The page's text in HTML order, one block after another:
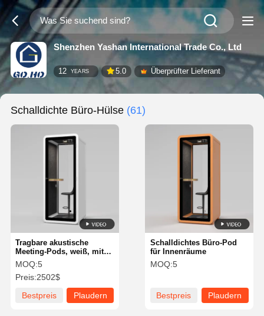
Shenzhen Yashan International Trade Co., Ltd
12 YEARS 5.0 Überprüfter Lieferant
Schalldichte Büro-Hülse (61)
Tragbare akustische
Meeting-Pods, weiß, mit
Aluminiumrahmen
MOQ:5
Preis:2502$
Bestpreis
Plaudern
Schalldichtes Büro-Pod
für Innenräume
MOQ:5
Bestpreis
Plaudern